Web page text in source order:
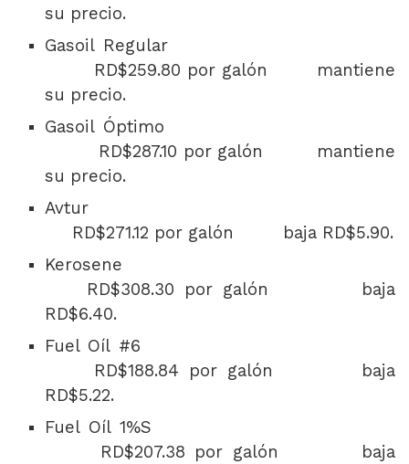
su precio.
Gasoil Regular
RD$259.80 por galón mantiene
su precio.
Gasoil Óptimo
RD$287.10 por galón mantiene
su precio.
Avtur
RD$271.12 por galón baja RD$5.90.
Kerosene
RD$308.30 por galón baja
RD$6.40.
Fuel Oíl #6
RD$188.84 por galón baja
RD$5.22.
Fuel Oíl 1%S
RD$207.38 por galón baja